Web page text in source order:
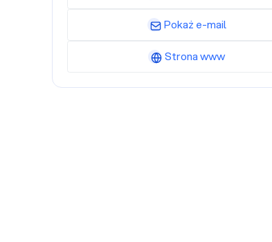
Pokaż e-mail
Strona www